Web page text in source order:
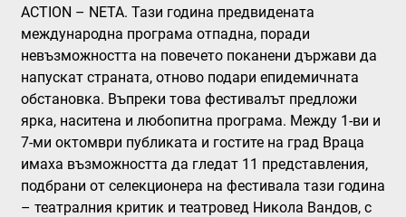
ACTION – NETA. Тази година предвидената
международна програма отпадна, поради
невъзможността на повечето поканени държави да
напускат страната, отново подари епидемичната
обстановка. Въпреки това фестивалът предложи
ярка, наситена и любопитна програма. Между 1-ви и
7-ми октомври публиката и гостите на град Враца
имаха възможността да гледат 11 представления,
подбрани от селекционера на фестивала тази година
– театралния критик и театровед Никола Вандов, с